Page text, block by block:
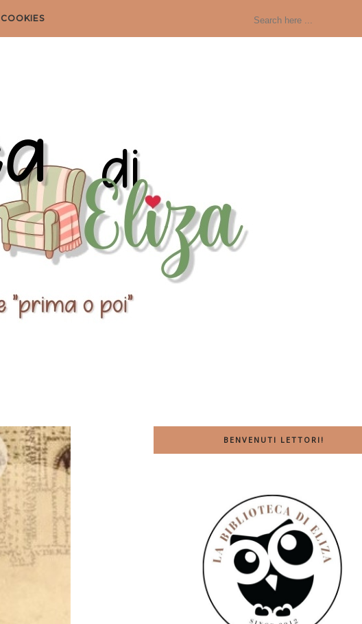
COOKIES
BENVENUTI LETTORI!